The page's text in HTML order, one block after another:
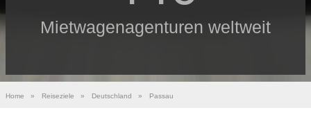
Mietwagenagenturen weltweit
Home » Reiseziele » Deutschland » Passau